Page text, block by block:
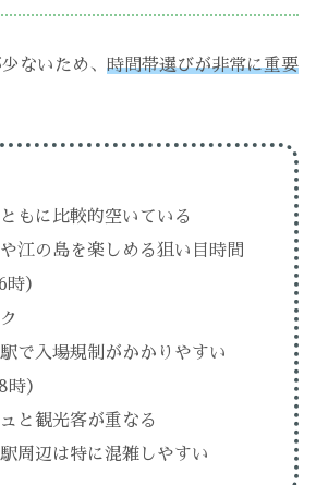
ないため、 時間帯選びが非常に重要
もに比較的空いている
江の島を楽しめる狙い目時間
）
で入場規制がかかりやすい
）
と観光客が重なる
周辺は特に混雑しやすい